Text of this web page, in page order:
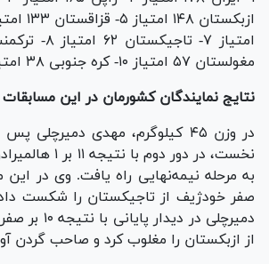
مغولستان ۵۷ امتیاز ۱۰- کره جنوبی ۳۸ امتیاز
نتایج نمایندگان کشورمان در این
در وزن ۴۵ کیلوگرم، مهدی
نخست، در دور
صفر خودژیف از تاجیکستان را شکست
دمیرچلی در
از ازبکستان را مغلوب کرد و صاحب گردن